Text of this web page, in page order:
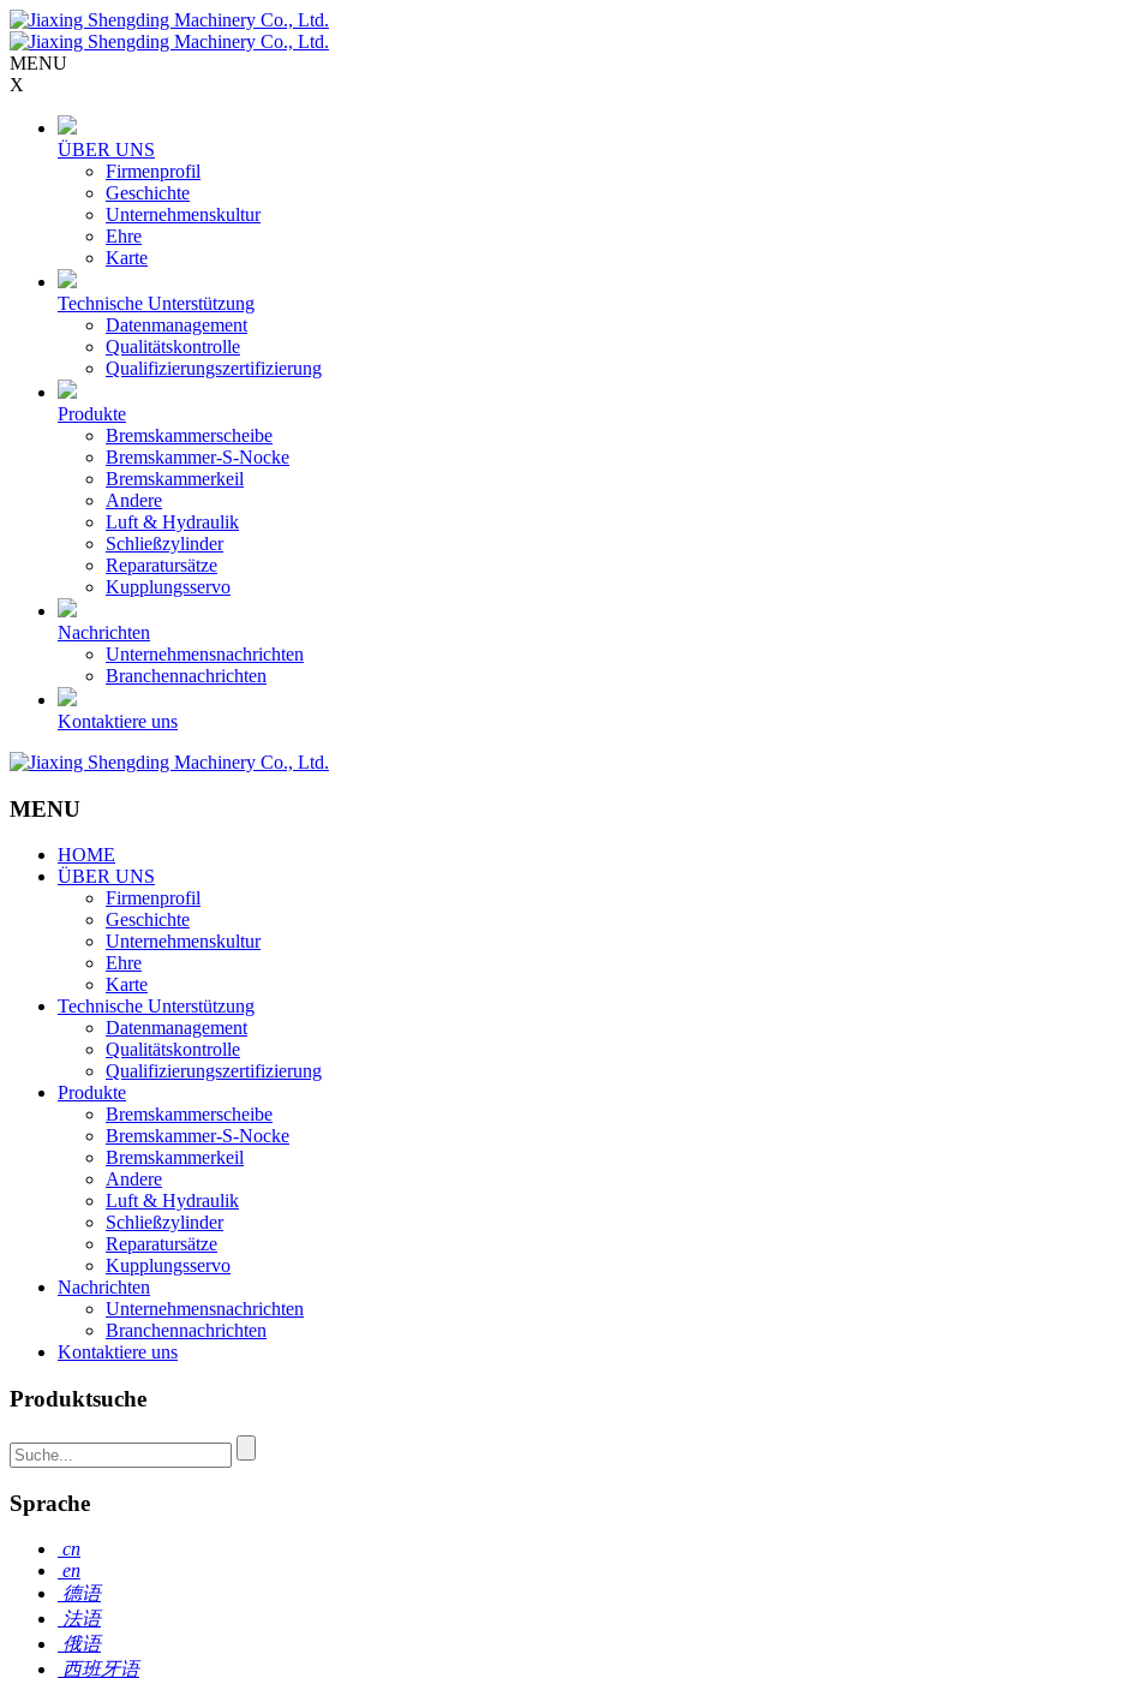
MENU
X
ÜBER UNS
Firmenprofil
Geschichte
Unternehmenskultur
Ehre
Karte
Technische Unterstützung
Datenmanagement
Qualitätskontrolle
Qualifizierungszertifizierung
Produkte
Bremskammerscheibe
Bremskammer-S-Nocke
Bremskammerkeil
Andere
Luft & Hydraulik
Schließzylinder
Reparatursätze
Kupplungsservo
Nachrichten
Unternehmensnachrichten
Branchennachrichten
Kontaktiere uns
MENU
HOME
ÜBER UNS
Firmenprofil
Geschichte
Unternehmenskultur
Ehre
Karte
Technische Unterstützung
Datenmanagement
Qualitätskontrolle
Qualifizierungszertifizierung
Produkte
Bremskammerscheibe
Bremskammer-S-Nocke
Bremskammerkeil
Andere
Luft & Hydraulik
Schließzylinder
Reparatursätze
Kupplungsservo
Nachrichten
Unternehmensnachrichten
Branchennachrichten
Kontaktiere uns
Produktsuche
Sprache
cn
en
德语
法语
俄语
西班牙语